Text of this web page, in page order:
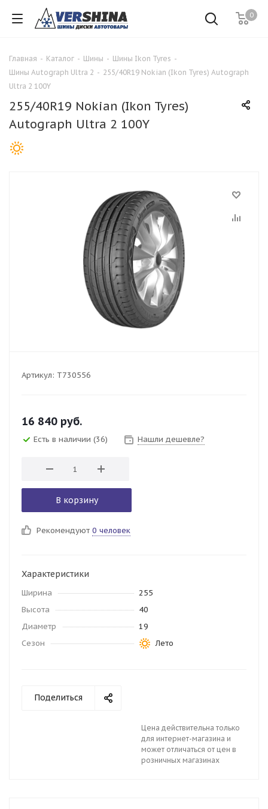
0
Главная - Каталог - Шины - Шины Ikon Tyres -
Шины Autograph Ultra 2 - 255/40R19 Nokian (Ikon Tyres) Autograph
Ultra 2 100Y
255/40R19 Nokian (Ikon Tyres)
Autograph Ultra 2 100Y
Артикул: T730556
16 840 руб.
Есть в наличии (36) Нашли дешевле?
В корзину
Рекомендуют 0 человек
Характеристики
Ширина
255
Высота
40
Диаметр
19
Сезон
Лето
Поделиться
Цена действительна только
для интернет-магазина и
может отличаться от цен в
розничных магазинах